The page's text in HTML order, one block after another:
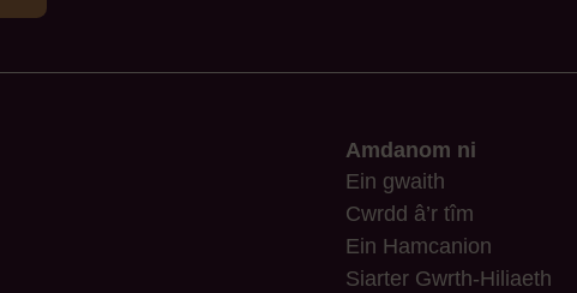
Amdanom ni
Ein gwaith
Cwrdd â’r tîm
Ein Hamcanion
Siarter Gwrth-Hiliaeth